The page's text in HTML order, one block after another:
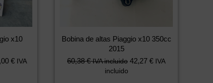
x10
€ IVA
Bobina de altas Piaggio x10 350cc
2015
60,38€ IVA incluido 42,27 € IVA
incluido